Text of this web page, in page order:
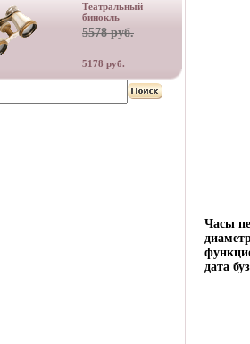
Театральный
бинокль
5578 руб.
5178 руб.
Часы
дата